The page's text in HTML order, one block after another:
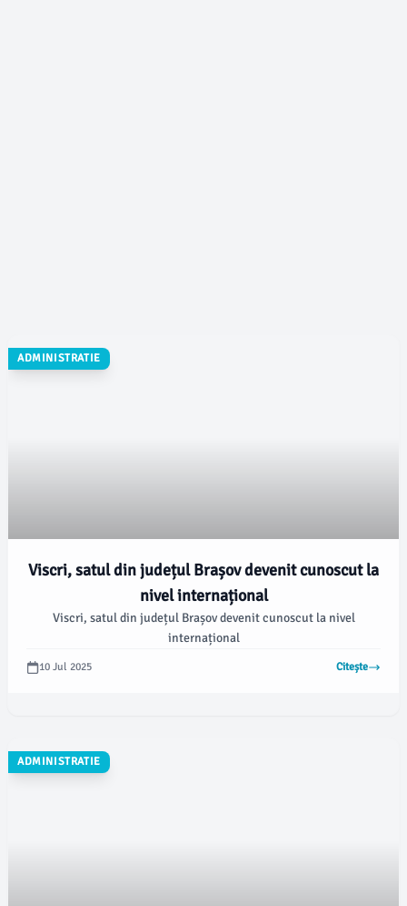
ADMINISTRATIE
Viscri, satul din județul Brașov devenit cunoscut la
nivel internațional
Viscri, satul din județul Brașov devenit cunoscut la nivel
internațional
10 Jul 2025 Citește
ADMINISTRATIE